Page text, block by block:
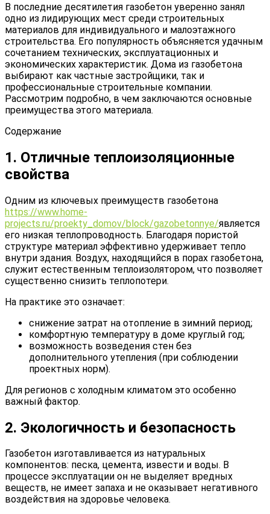
В последние десятилетия газобетон уверенно занял
одно из лидирующих мест среди строительных
материалов для индивидуального и малоэтажного
строительства. Его популярность объясняется удачным
сочетанием технических, эксплуатационных и
экономических характеристик. Дома из газобетона
выбирают как частные застройщики, так и
профессиональные строительные компании.
Рассмотрим подробно, в чем заключаются основные
преимущества этого материала.
Содержание
1. Отличные теплоизоляционные
свойства
Одним из ключевых преимуществ газобетона
https://www.home-
projects.ru/proekty_domov/block/gazobetonnye/является
его низкая теплопроводность. Благодаря пористой
структуре материал эффективно удерживает тепло
внутри здания. Воздух, находящийся в порах газобетона,
служит естественным теплоизолятором, что позволяет
существенно снизить теплопотери.
На практике это означает:
снижение затрат на отопление в зимний период;
комфортную температуру в доме круглый год;
возможность возведения стен без
дополнительного утепления (при соблюдении
проектных норм).
Для регионов с холодным климатом это особенно
важный фактор.
2. Экологичность и безопасность
Газобетон изготавливается из натуральных
компонентов: песка, цемента, извести и воды. В
процессе эксплуатации он не выделяет вредных
веществ, не имеет запаха и не оказывает негативного
воздействия на здоровье человека.